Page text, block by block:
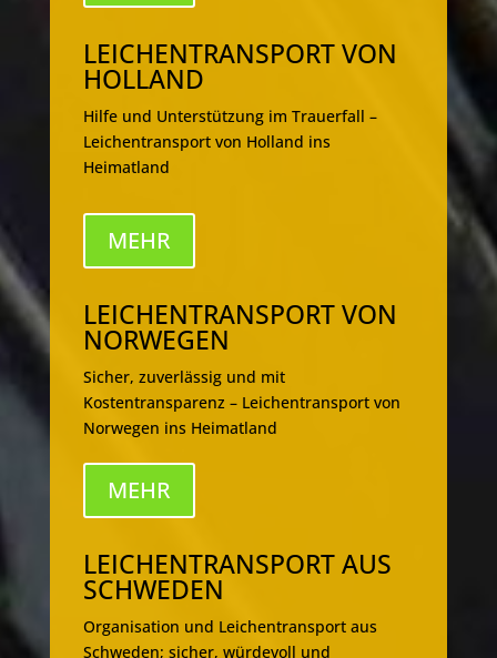
LEICHENTRANSPORT VON
HOLLAND
Hilfe und Unterstützung im Trauerfall –
Leichentransport von Holland ins
Heimatland
MEHR
LEICHENTRANSPORT VON
NORWEGEN
Sicher, zuverlässig und mit
Kostentransparenz – Leichentransport von
Norwegen ins Heimatland
MEHR
LEICHENTRANSPORT AUS
SCHWEDEN
Organisation und Leichentransport aus
Schweden; sicher, würdevoll und